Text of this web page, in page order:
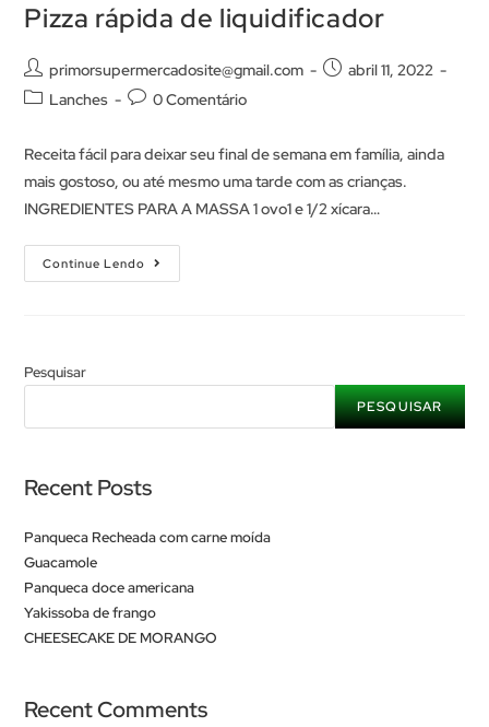
Pizza rápida de liquidificador
primorsupermercadosite@gmail.com
abril 11, 2022
Lanches
0 Comentário
Receita fácil para deixar seu final de semana em família, ainda
mais gostoso, ou até mesmo uma tarde com as crianças.
INGREDIENTES PARA A MASSA 1 ovo1 e 1/2 xícara…
Continue Lendo
Pesquisar
PESQUISAR
Recent Posts
Panqueca Recheada com carne moída
Guacamole
Panqueca doce americana
Yakissoba de frango
CHEESECAKE DE MORANGO
Recent Comments